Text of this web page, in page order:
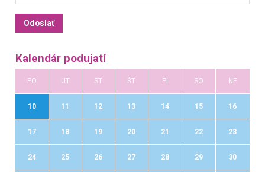
Kalendár podujatí
PO UT ST ŠT PI SO NE
10 11 12 13 14 15 16
17 18 19 20 21 22 23
24 25 26 27 28 29 30